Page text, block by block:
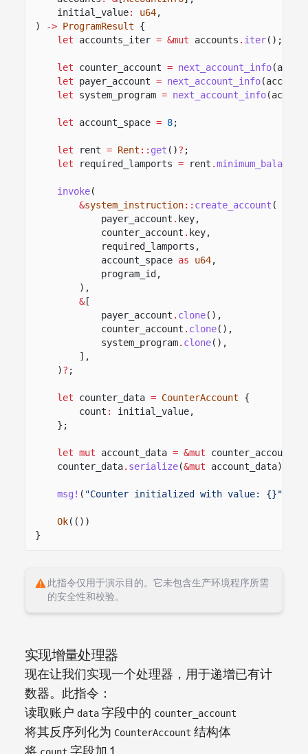
initial_value: u64,
)
-> ProgramResult
{
let
accounts_iter = &mut accounts . iter();
let counter_account = next_account_info
let
payer_account = next_account_info
let
system_program = next_account_info
let account_space = 8;
let rent = Rent :: get ()? ;
let
required_lamports = rent .minimum_balance
invoke(
&system_instruction:: create_account (
payer_account . key,
counter_account . key,
required_lamports,
account_space as u64,
program_id,
),
&[
payer_account . clone(),
counter_account . clone(),
system_program. clone(),
],
)? ;
let counter_data = CounterAccount
{
count :
initial_value,
};
let mut account_data = &mut counter_account
counter_data. serialize(&mut account_data)
msg! ( "Counter initialized with value: {}"
Ok(())
}
此指令仅用于演示目的。它未包含生产环境程序所需
的安全性和校验。
实现增量处理器
现在让我们实现一个处理器，用于递增已有计
数器。此指令：
读取账户 data 字段中的 counter_account
将其反序列化为 CounterAccount 结构体